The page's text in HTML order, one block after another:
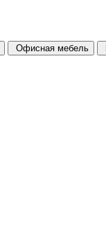
Офисная мебель